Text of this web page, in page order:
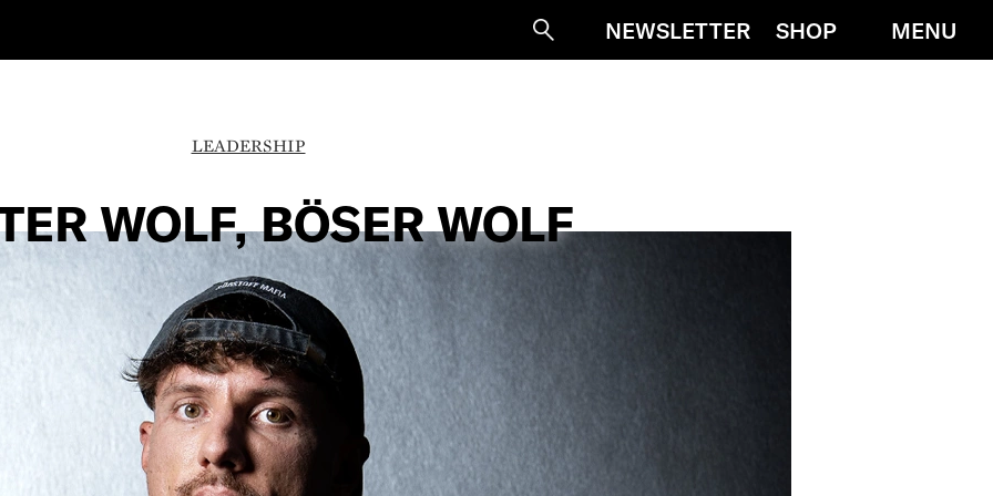
SucheNEWSLETTER SHOP MENU
LEADERSHIP
WOLF, BÖSER WOLF